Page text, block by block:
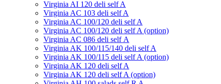
Virginia AI 120 deli self A
Virginia AC 103 deli self A
Virginia AC 100/120 deli self A
Virginia AC 100/120 deli self A (option)
Virginia AC 086 deli self А
Virginia AK 100/115/140 deli self A
Virginia AK 100/115 deli self A (option)
Virginia AK 120 deli self A
Virginia AK 120 deli self A (option)